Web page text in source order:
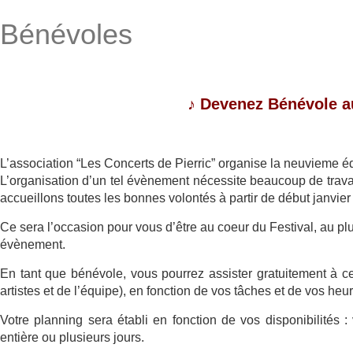
Bénévoles
♪ Devenez Bénévole
L’association “Les Concerts de Pierric” organise la neuvieme
L’organisation d’un tel évènement nécessite beaucoup de
accueillons toutes les bonnes volontés à partir de début
Ce sera l’occasion pour vous d’être au coeur du Festival, au
évènement.
En tant que bénévole, vous pourrez assister gratuitement à
artistes et de l’équipe), en fonction de vos tâches et de vos
Votre planning sera établi en fonction de vos disponibilités
entière ou plusieurs jours.